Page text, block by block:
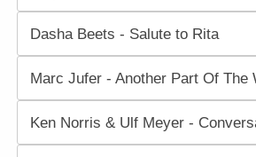
Dasha Beets - Salute to Rita
Marc Jufer - Another Part Of The
Ken Norris & Ulf Meyer -